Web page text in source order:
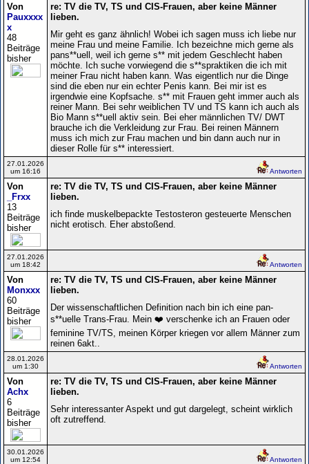
Von
Pauxxxx
x
48
Beiträge
bisher
re: TV die TV, TS und CIS-Frauen, aber keine Männer
lieben.
Mir geht es ganz ähnlich! Wobei ich sagen muss ich liebe nur
meine Frau und meine Familie. Ich bezeichne mich gerne als
pans**uell, weil ich gerne s** mit jedem Geschlecht haben
möchte. Ich suche vorwiegend die s**spraktiken die ich mit
meiner Frau nicht haben kann. Was eigentlich nur die Dinge
sind die eben nur ein echter Penis kann. Bei mir ist es
irgendwie eine Kopfsache. s** mit Frauen geht immer auch als
reiner Mann. Bei sehr weiblichen TV und TS kann ich auch als
Bio Mann s**uell aktiv sein. Bei eher männlichen TV/ DWT
brauche ich die Verkleidung zur Frau. Bei reinen Männern
muss ich mich zur Frau machen und bin dann auch nur in
dieser Rolle für s** interessiert.
27.01.2026
um 16:16
Antworten
Von
_Frxx
13
Beiträge
bisher
re: TV die TV, TS und CIS-Frauen, aber keine Männer
lieben.
ich finde muskelbepackte Testosteron gesteuerte Menschen
nicht erotisch. Eher abstoßend.
27.01.2026
um 18:42
Antworten
Von
Monxxx
60
Beiträge
bisher
re: TV die TV, TS und CIS-Frauen, aber keine Männer
lieben.
Der wissenschaftlichen Definition nach bin ich eine pan-
s**uelle Trans-Frau. Mein ❤️ verschenke ich an Frauen oder
feminine TV/TS, meinen Körper kriegen vor allem Männer zum
reinen 6akt..
28.01.2026
um 1:30
Antworten
Von
Achx
6
Beiträge
bisher
re: TV die TV, TS und CIS-Frauen, aber keine Männer
lieben.
Sehr interessanter Aspekt und gut dargelegt, scheint wirklich
oft zutreffend.
30.01.2026
um 12:54
Antworten